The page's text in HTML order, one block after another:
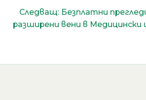
Съгласен съм с
Следващ: Безплатни
разширени вени в Медицински